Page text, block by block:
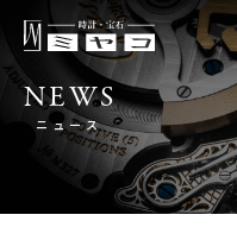
NEWS
ニュース